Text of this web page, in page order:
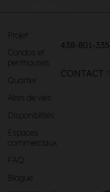
Projet
Condos et
penthouses
Quartier
Aires de vies
Disponibilités
Espaces
commerciaux
FAQ
Blogue
438-801-
CONTACT